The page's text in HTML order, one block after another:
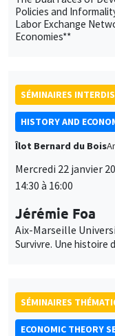
Policies and
Labor Exchange
Economies**
SÉMINAIRES
HISTORY AND
Îlot Bernard du Bois
Mercredi 22 janvier
14:30 à 16:00
Jérémie Foa
Aix-Marseille
Survivre. Une histoire
SÉMINAIRES
ECONOMIC THEORY